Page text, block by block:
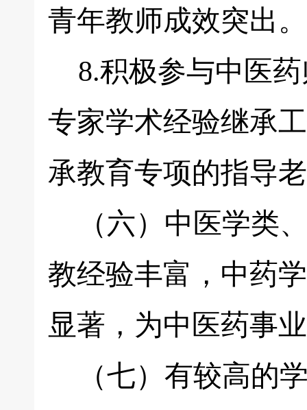
青年教师成效突出。
8.积极参与中医药
专家学术经验继承
承教育专项的指导
（六）中医学类
教经验丰富，中药
显著，为中医药事
（七）有较高的